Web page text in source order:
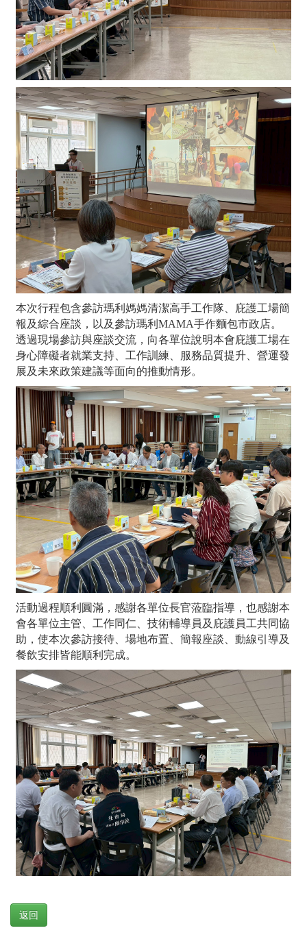
本次行程包含參訪瑪利媽媽清潔高手工作隊、庇護工場簡
報及綜合座談，以及參訪瑪利MAMA手作麵包市政店。
透過現場參訪與座談交流，向各單位說明本會庇護工場在
身心障礙者就業支持、工作訓練、服務品質提升、營運發
展及未來政策建議等面向的推動情形。
活動過程順利圓滿，感謝各單位長官蒞臨指導，也感謝本
會各單位主管、工作同仁、技術輔導員及庇護員工共同協
助，使本次參訪接待、場地布置、簡報座談、動線引導及
餐飲安排皆能順利完成。
返回